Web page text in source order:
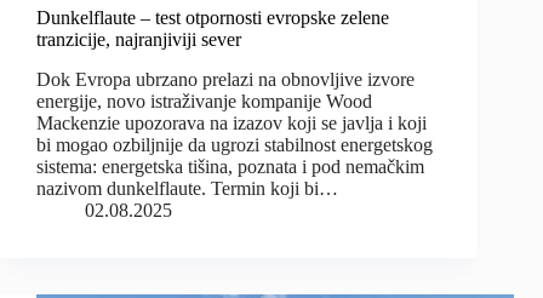
Dunkelflaute – test otpornosti evropske zelene
tranzicije, najranjiviji sever
Dok Evropa ubrzano prelazi na obnovljive izvore
energije, novo istraživanje kompanije Wood
Mackenzie upozorava na izazov koji se javlja i koji
bi mogao ozbiljnije da ugrozi stabilnost energetskog
sistema: energetska tišina, poznata i pod nemačkim
nazivom dunkelflaute. Termin koji bi…
02.08.2025